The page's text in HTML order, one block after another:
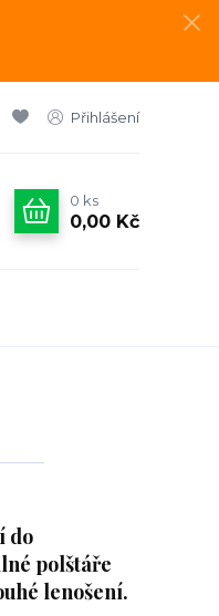
Přihlášení
0 ks
0,00 Kč
do
polštáře
lenošení.